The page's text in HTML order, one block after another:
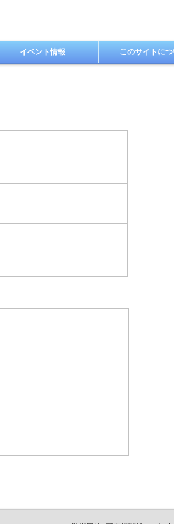
イベント情報 このサイトに